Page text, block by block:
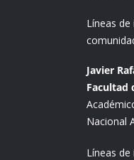
Líneas
Javier
Facultad
Nacional
Líneas